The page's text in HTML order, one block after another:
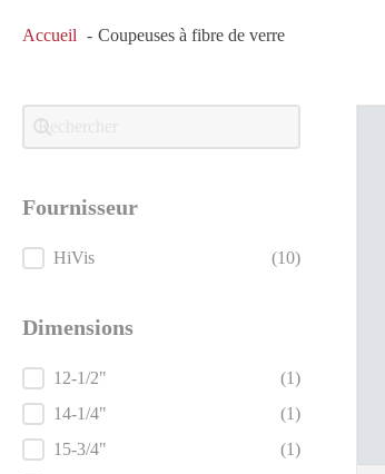
Accueil Coupeuses à fibre de verre
Fournisseur
Fournisseur
HiVis (10)
Dimensions
Dimensions
12-1/2"
(1)
14-1/4"
(1)
15-3/4"
(1)